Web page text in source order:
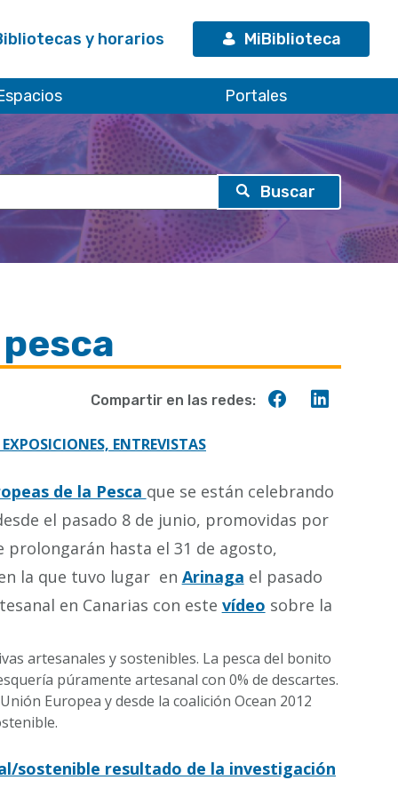
y horarios MiBiblioteca
Portales
Compartir
Compartir en las redes:
ENTREVISTAS
de la Pesca que se están celebrando
el pasado 8 de junio, promovidas por
prolongarán hasta el 31 de agosto,
la que tuvo lugar en Arinaga el pasado
en Canarias con este vídeo sobre la
artesanales y sostenibles. La pesca del bonito
púramente artesanal con 0% de descartes.
Europea y desde la coalición Ocean 2012
sostenible resultado de la investigación